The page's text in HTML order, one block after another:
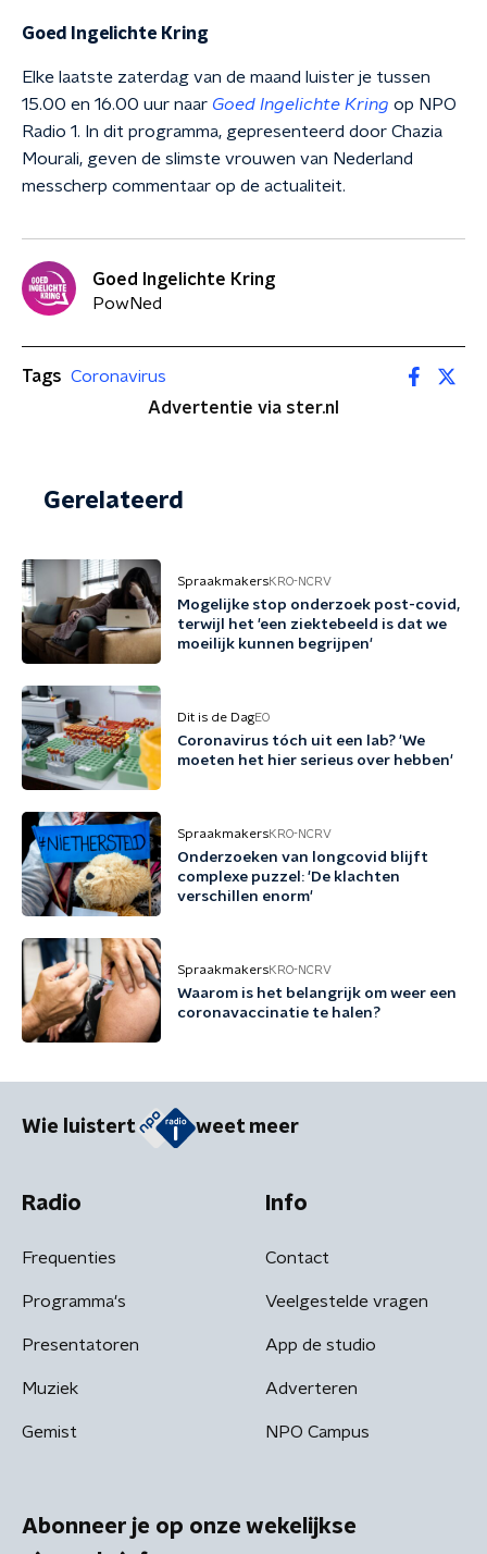
Goed Ingelichte Kring
Elke laatste zaterdag van de maand luister je tussen
15.00 en 16.00 uur naar Goed Ingelichte Kring op NPO
Radio 1. In dit programma, gepresenteerd door Chazia
Mourali, geven de slimste vrouwen van Nederland
messcherp commentaar op de actualiteit.
Goed Ingelichte Kring
PowNed
Tags Coronavirus
Advertentie via ster.nl
Gerelateerd
SpraakmakersKRO-NCRV
Mogelijke stop onderzoek post-covid,
terwijl het 'een ziektebeeld is dat we
moeilijk kunnen begrijpen'
Dit is de DagEO
Coronavirus tóch uit een lab? 'We
moeten het hier serieus over hebben'
SpraakmakersKRO-NCRV
Onderzoeken van longcovid blijft
complexe puzzel: 'De klachten
verschillen enorm'
SpraakmakersKRO-NCRV
Waarom is het belangrijk om weer een
coronavaccinatie te halen?
Wie luistert weet meer
Radio
Frequenties
Programma's
Presentatoren
Muziek
Gemist
Info
Contact
Veelgestelde vragen
App de studio
Adverteren
NPO Campus
Abonneer je op onze wekelijkse